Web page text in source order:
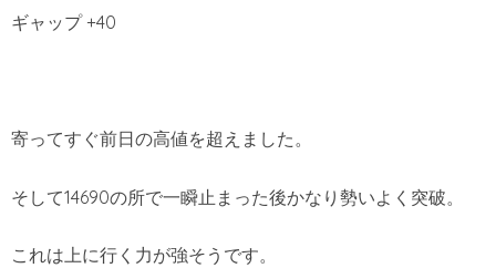
ギャップ +40
寄ってすぐ前日の高値を超えました。
そして14690の所で一瞬止まった後かなり勢いよく突破。
これは上に行く力が強そうです。